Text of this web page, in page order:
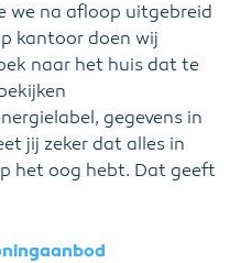
we na afloop uitgebreid
kantoor doen wij
naar het huis dat te
gegevens in
jij zeker dat alles in
het oog hebt. Dat geeft